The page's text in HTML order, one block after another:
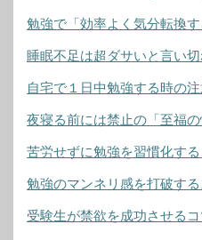
勉強で「効率よく気分転換
睡眠不足は超ダサいと言い
自宅で１日中勉強する時の
夜寝る前には禁止の「至福の
苦労せずに勉強を習慣化す
勉強のマンネリ感を打破す
受験生が禁欲を成功させるコ